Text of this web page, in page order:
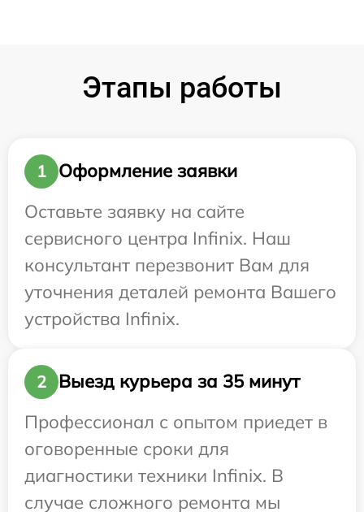
Этапы работы
1
Оформление заявки
Оставьте заявку на сайте
сервисного центра Infinix. Наш
консультант перезвонит Вам для
уточнения деталей ремонта Вашего
устройства Infinix.
2
Выезд курьера за 35 минут
Профессионал с опытом приедет в
оговоренные сроки для
диагностики техники Infinix. В
случае сложного ремонта мы